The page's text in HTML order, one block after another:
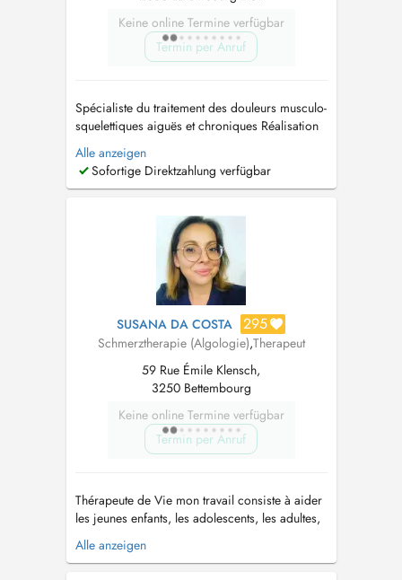
Keine online Termine verfügbar
Termin per Anruf
Spécialiste du traitement des douleurs musculo-
squelettiques aiguës et chroniques Réalisation
d'infiltrations périphériques articulaires et
périarticulaires Gestion des exercices
thérapeutiques Connaissance des thérapies
traitement de l'ostéoporose, ...
Alle anzeigen
Sofortige Direktzahlung verfügbar
SUSANA DA COSTA 295
Schmerztherapie (Algologie),Therapeut
59 Rue Émile Klensch,
3250 Bettembourg
Keine online Termine verfügbar
Termin per Anruf
Thérapeute de Vie mon travail consiste à aider
les jeunes enfants, les adolescents, les adultes,
ainsi que les moins jeunes en les
accompagnant à un moment donné lors de leur
Alle anzeigen